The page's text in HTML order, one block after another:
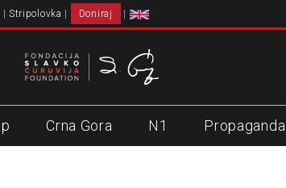
Stripolovka Doniraj
Crna Gora N1 Propaganda